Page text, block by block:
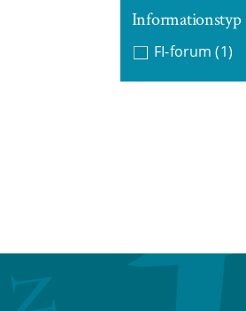
Informationstyp
FI-forum (1)